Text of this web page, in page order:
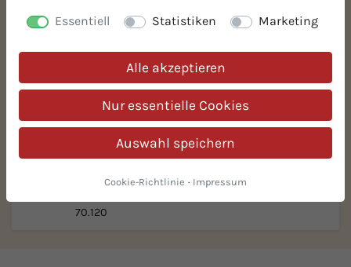
BIO-Koriander ganz BIO-Zuckerrübenfasern
70.120
Essentiell Statistiken Marketing
Alle akzeptieren
Nur essentielle Cookies
Auswahl speichern
Cookie-Richtlinie · Impressum